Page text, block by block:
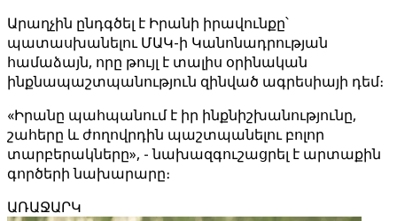
Արաղչին ընդգծել է Իրանի իրավունքը՝
պատասխանելու ՄԱԿ-ի Կանոնադրության
համաձայն, որը թույլ է տալիս օրինական
ինքնապաշտպանություն զինված ագրեսիայի դեմ։
«Իրանը պահպանում է իր ինքնիշխանությունը,
շահերը և ժողովրդին պաշտպանելու բոլոր
տարբերակները», - նախազգուշացրել է արտաքին
գործերի նախարարը։
ԱՌԱՋԱՐԿ